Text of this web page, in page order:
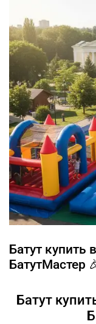
Батут купить
БатутМастер
Батут